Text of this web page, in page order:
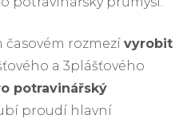
časovém rozmezí vyrobit
a 3plášťového
potravinářský
proudí hlavní